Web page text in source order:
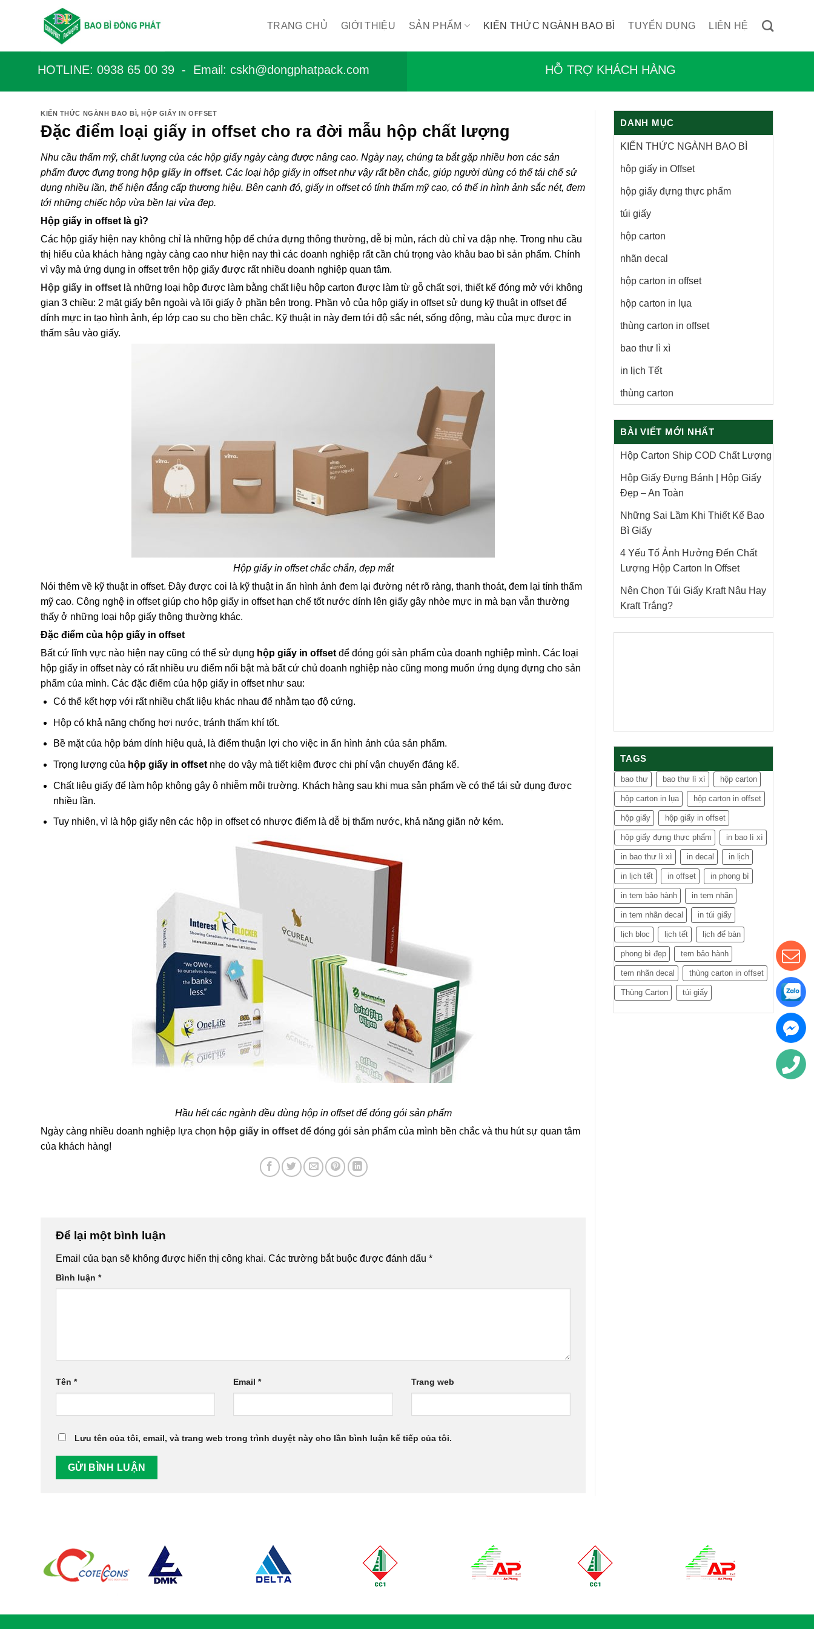
dung
TRANG CHỦ GIỚI THIỆU SẢN PHẨM KIẾN THỨC NGÀNH BAO BÌ TUYỂN DỤNG LIÊN HỆ
HOTLINE: 0938 65 00 39 - Email: cskh@dongphatpack.com HỖ TRỢ KHÁCH HÀNG
KIẾN THỨC NGÀNH BAO BÌ,HỘP GIẤY IN OFFSET
Đặc điểm loại giấy in offset cho ra đời mẫu hộp chất lượng
Nhu cầu thẩm mỹ, chất lượng của các hộp giấy ngày càng được nâng cao. Ngày nay, chúng ta bắt gặp nhiều hơn các sản
phẩm được đựng trong hộp giấy in offset. Các loại hộp giấy in offset như vậy rất bền chắc, giúp người dùng có thể tái chế sử
dụng nhiều lần, thể hiện đẳng cấp thương hiệu. Bên cạnh đó, giấy in offset có tính thẩm mỹ cao, có thể in hình ảnh sắc nét, đem
tới những chiếc hộp vừa bền lại vừa đẹp.
Hộp giấy in offset là gì?
Các hộp giấy hiện nay không chỉ là những hộp để chứa đựng thông thường, dễ bị mủn, rách dù chỉ va đập nhẹ. Trong nhu cầu
thị hiếu của khách hàng ngày càng cao như hiện nay thì các doanh nghiệp rất cần chú trọng vào khâu bao bì sản phẩm. Chính
vì vậy mà ứng dụng in offset trên hộp giấy được rất nhiều doanh nghiệp quan tâm.
Hộp giấy in offset là những loại hộp được làm bằng chất liệu hộp carton được làm từ gỗ chất sợi, thiết kế đóng mở với không
gian 3 chiều: 2 mặt giấy bên ngoài và lõi giấy ở phần bên trong. Phần vỏ của hộp giấy in offset sử dụng kỹ thuật in offset để
dính mực in tạo hình ảnh, ép lớp cao su cho bền chắc. Kỹ thuật in này đem tới độ sắc nét, sống động, màu của mực được in
thấm sâu vào giấy.
Hộp giấy in offset chắc chắn, đẹp mắt
Nói thêm về kỹ thuật in offset. Đây được coi là kỹ thuật in ấn hình ảnh đem lại đường nét rõ ràng, thanh thoát, đem lại tính thẩm
mỹ cao. Công nghệ in offset giúp cho hộp giấy in offset hạn chế tốt nước dính lên giấy gây nhòe mực in mà bạn vẫn thường
thấy ở những loại hộp giấy thông thường khác.
Đặc điểm của hộp giấy in offset
Bất cứ lĩnh vực nào hiện nay cũng có thể sử dụng hộp giấy in offset để đóng gói sản phẩm của doanh nghiệp mình. Các loại
hộp giấy in offset này có rất nhiều ưu điểm nổi bật mà bất cứ chủ doanh nghiệp nào cũng mong muốn ứng dụng đựng cho sản
phẩm của mình. Các đặc điểm của hộp giấy in offset như sau:
Có thể kết hợp với rất nhiều chất liệu khác nhau để nhằm tạo độ cứng.
Hộp có khả năng chống hơi nước, tránh thấm khí tốt.
Bề mặt của hộp bám dính hiệu quả, là điểm thuận lợi cho việc in ấn hình ảnh của sản phẩm.
Trọng lượng của hộp giấy in offset nhẹ do vậy mà tiết kiệm được chi phí vận chuyển đáng kể.
Chất liệu giấy để làm hộp không gây ô nhiễm môi trường. Khách hàng sau khi mua sản phẩm về có thể tái sử dụng được
nhiều lần.
Tuy nhiên, vì là hộp giấy nên các hộp in offset có nhược điểm là dễ bị thấm nước, khả năng giãn nở kém.
Hầu hết các ngành đều dùng hộp in offset để đóng gói sản phẩm
Ngày càng nhiều doanh nghiệp lựa chọn hộp giấy in offset để đóng gói sản phẩm của mình bền chắc và thu hút sự quan tâm
của khách hàng!
Để lại một bình luận
Email của bạn sẽ không được hiển thị công khai. Các trường bắt buộc được đánh dấu *
Bình luận *
Tên * Email* Trang web
Lưu tên của tôi, email, và trang web trong trình duyệt này cho lần bình luận kế tiếp của tôi.
DANH MỤC
KIẾN THỨC NGÀNH BAO BÌ
hộp giấy in Offset
hộp giấy đựng thực phẩm
túi giấy
hộp carton
nhãn decal
hộp carton in offset
hộp carton in lụa
thùng carton in offset
bao thư lì xì
in lịch Tết
thùng carton
BÀI VIẾT MỚI NHẤT
Hộp Carton Ship COD Chất Lượng
Hộp Giấy Đựng Bánh | Hộp Giấy
Đẹp – An Toàn
Những Sai Lầm Khi Thiết Kế Bao
Bì Giấy
4 Yếu Tố Ảnh Hưởng Đến Chất
Lượng Hộp Carton In Offset
Nên Chọn Túi Giấy Kraft Nâu Hay
Kraft Trắng?
TAGS
bao thư bao thư lì xì hộp carton
hộp carton in lụa hộp carton in offset
hộp giấy hộp giấy in offset
hộp giấy đựng thực phẩm in bao lì xì
in bao thư lì xì in decal in lịch
in lịch tết in offset in phong bì
in tem bảo hành in tem nhãn
in tem nhãn decal in túi giấy
lịch bloc lịch tết lịch để bàn
phong bì đẹp tem bảo hành
tem nhãn decal thùng carton in offset
Thùng Carton túi giấy